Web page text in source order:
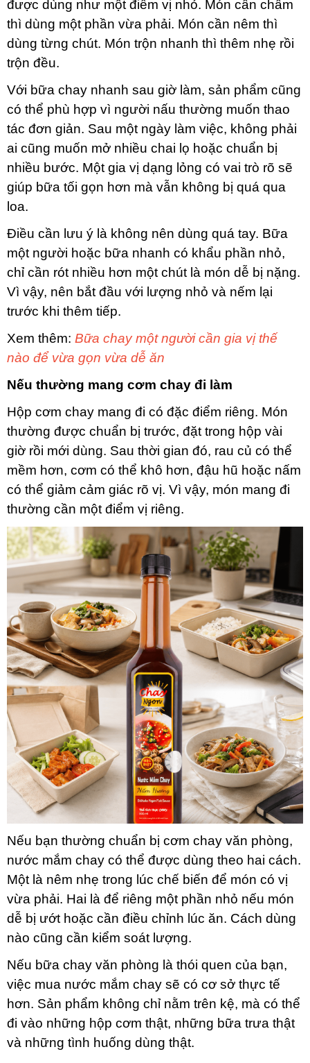
được dùng như một điểm vị nhỏ. Món cần chấm
thì dùng một phần vừa phải. Món cần nêm thì
dùng từng chút. Món trộn nhanh thì thêm nhẹ rồi
trộn đều.
Với bữa chay nhanh sau giờ làm, sản phẩm cũng
có thể phù hợp vì người nấu thường muốn thao
tác đơn giản. Sau một ngày làm việc, không phải
ai cũng muốn mở nhiều chai lọ hoặc chuẩn bị
nhiều bước. Một gia vị dạng lỏng có vai trò rõ sẽ
giúp bữa tối gọn hơn mà vẫn không bị quá qua
loa.
Điều cần lưu ý là không nên dùng quá tay. Bữa
một người hoặc bữa nhanh có khẩu phần nhỏ,
chỉ cần rót nhiều hơn một chút là món dễ bị nặng.
Vì vậy, nên bắt đầu với lượng nhỏ và nếm lại
trước khi thêm tiếp.
Xem thêm: Bữa chay một người cần gia vị thế
nào để vừa gọn vừa dễ ăn
Nếu thường mang cơm chay đi làm
Hộp cơm chay mang đi có đặc điểm riêng. Món
thường được chuẩn bị trước, đặt trong hộp vài
giờ rồi mới dùng. Sau thời gian đó, rau củ có thể
mềm hơn, cơm có thể khô hơn, đậu hũ hoặc nấm
có thể giảm cảm giác rõ vị. Vì vậy, món mang đi
thường cần một điểm vị riêng.
Nếu bạn thường chuẩn bị cơm chay văn phòng,
nước mắm chay có thể được dùng theo hai cách.
Một là nêm nhẹ trong lúc chế biến để món có vị
vừa phải. Hai là để riêng một phần nhỏ nếu món
dễ bị ướt hoặc cần điều chỉnh lúc ăn. Cách dùng
nào cũng cần kiểm soát lượng.
Nếu bữa chay văn phòng là thói quen của bạn,
việc mua nước mắm chay sẽ có cơ sở thực tế
hơn. Sản phẩm không chỉ nằm trên kệ, mà có thể
đi vào những hộp cơm thật, những bữa trưa thật
và những tình huống dùng thật.